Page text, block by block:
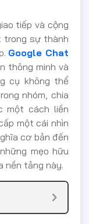
tiếp và cộng
trong sự thành
Google Chat
thông minh và
cụ không thể
nhóm, chia
một cách liền
một cái nhìn
cơ bản đến
mẹo hữu
nền tảng này.